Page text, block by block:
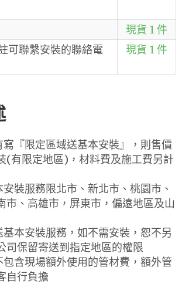
現貨 1 件
可聯繫安裝的聯絡電
現貨 1 件
寫『限定區域送基本安裝』，則售價
(有限定地區)，材料費及施工費另計
安裝服務限北市、新北市、桃園市、
市、高雄市，屏東市，偏遠地區及山
基本安裝服務，如不需安裝，恕不另
司保留寄送到指定地區的權限
包含現場額外使用的管材費，額外管
自行負擔